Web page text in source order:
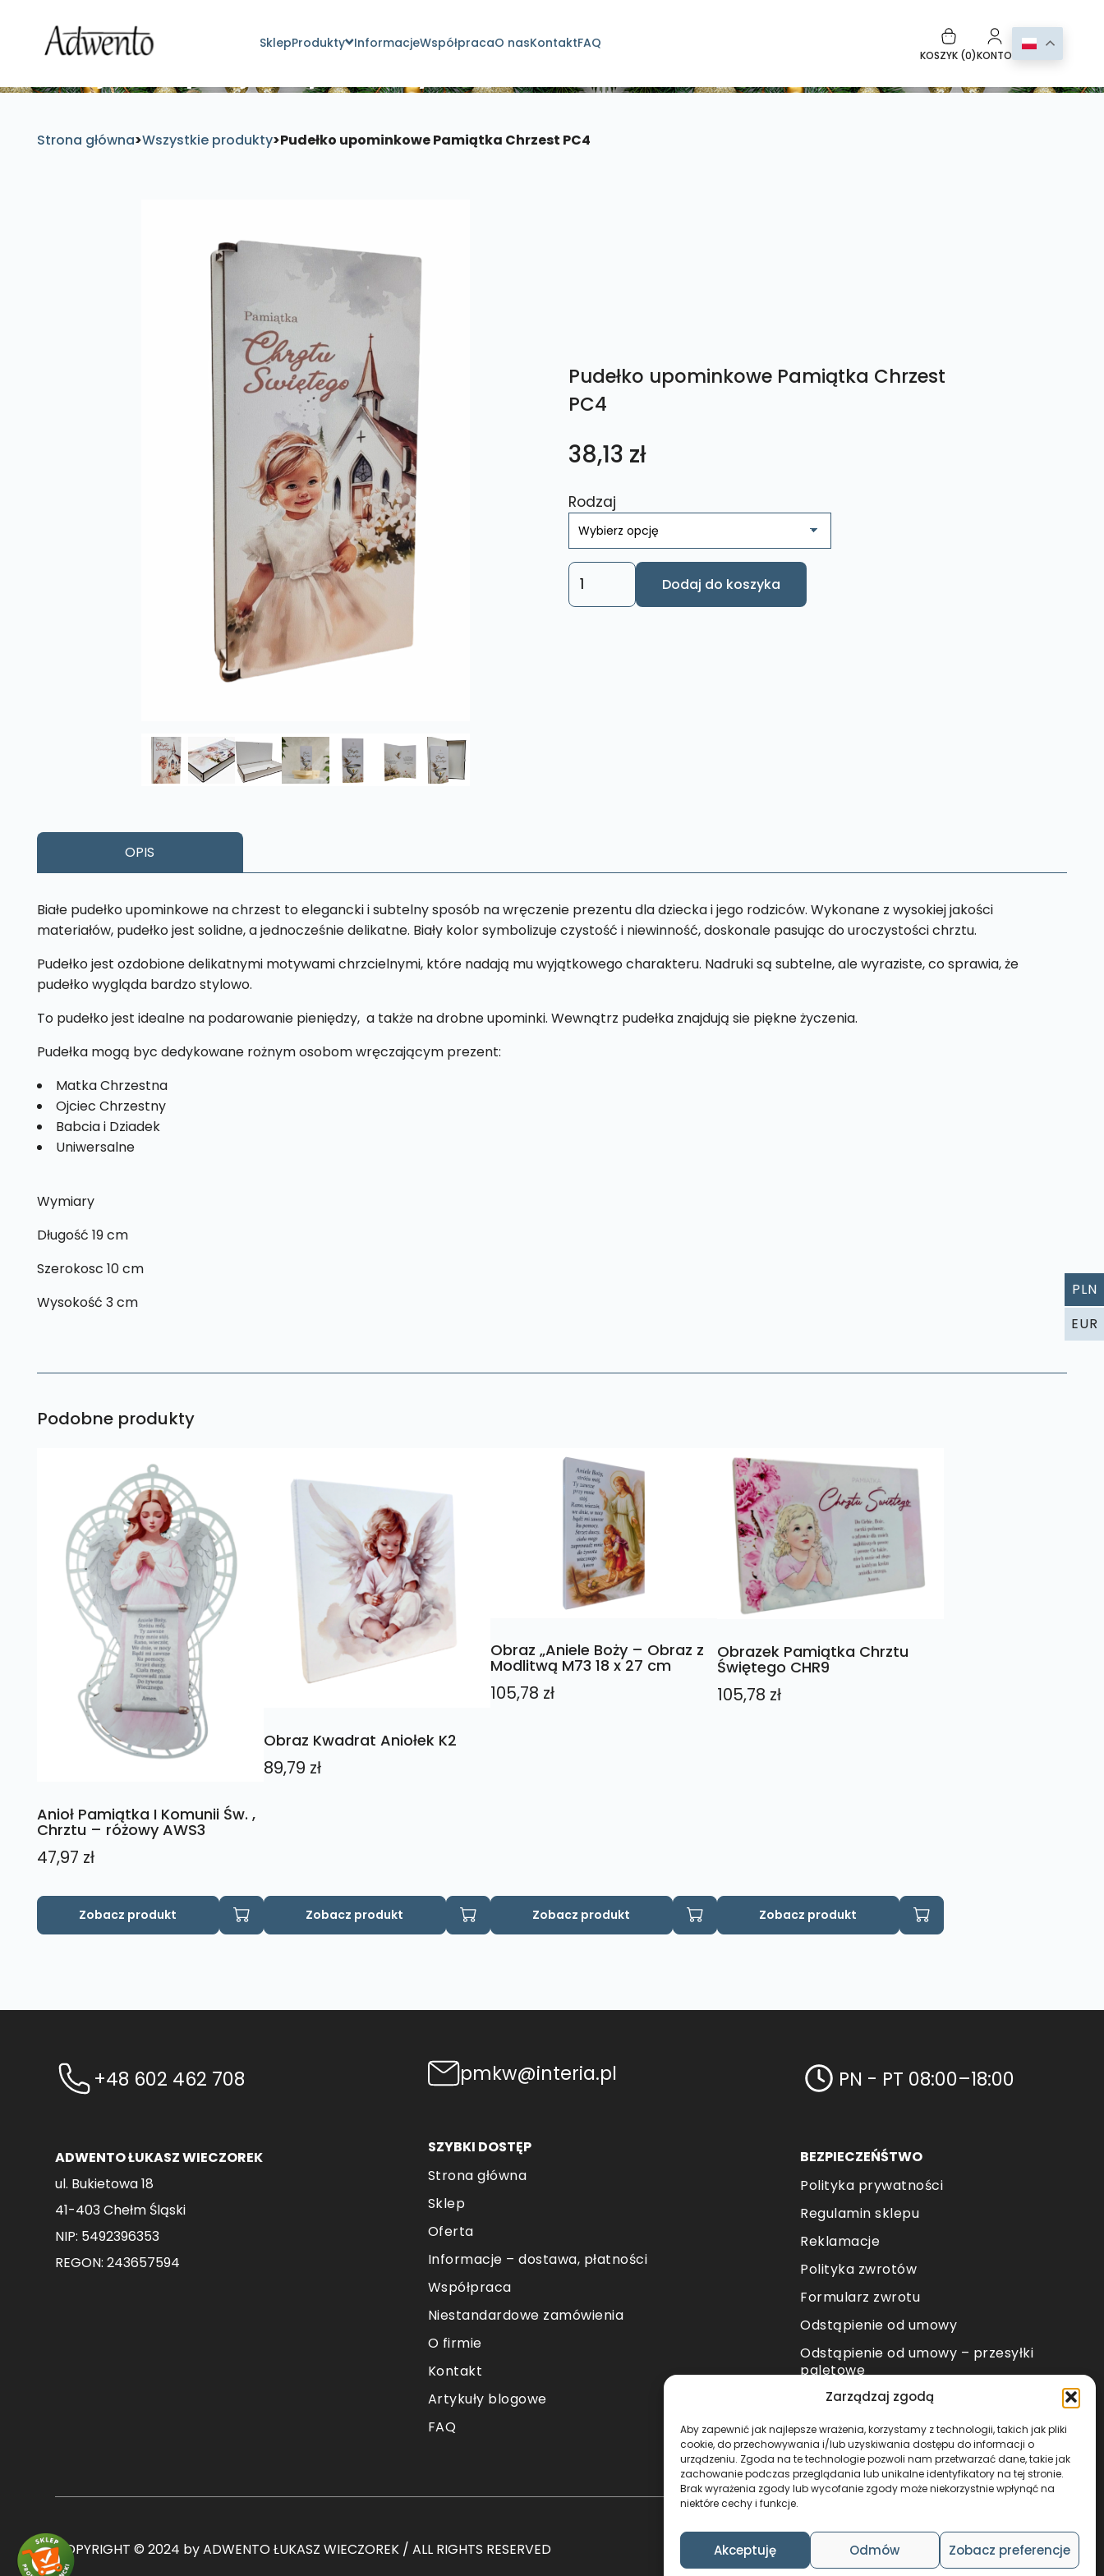
Zarządzaj zgodą
Aby zapewnić jak najlepsze wrażenia, korzystamy z technologii, takich jak pliki
cookie, do przechowywania i/lub uzyskiwania dostępu do informacji o
urządzeniu. Zgoda na te technologie pozwoli nam przetwarzać dane, takie jak
zachowanie podczas przeglądania lub unikalne identyfikatory na tej stronie.
Brak wyrażenia zgody lub wycofanie zgody może niekorzystnie wpłynąć na
niektóre cechy i funkcje.
Akceptuję Odmów Zobacz preferencje
SklepProdukty InformacjeWspółpracaO nasKontaktFAQ
KOSZYK (0)KONTO
Strona główna>Wszystkie produkty>Pudełko upominkowe Pamiątka Chrzest PC4
Pudełko upominkowe Pamiątka Chrzest
PC4
38,13 zł
Rodzaj
ilość
Pudełko
Dodaj do koszyka
OPIS
Białe pudełko upominkowe na chrzest to elegancki i subtelny sposób na wręczenie prezentu dla dziecka i jego rodziców. Wykonane z wysokiej jakości
materiałów, pudełko jest solidne, a jednocześnie delikatne. Biały kolor symbolizuje czystość i niewinność, doskonale pasując do uroczystości chrztu.
Pudełko jest ozdobione delikatnymi motywami chrzcielnymi, które nadają mu wyjątkowego charakteru. Nadruki są subtelne, ale wyraziste, co sprawia, że
pudełko wygląda bardzo stylowo.
To pudełko jest idealne na podarowanie pieniędzy, a także na drobne upominki. Wewnątrz pudełka znajdują sie piękne życzenia.
Pudełka mogą byc dedykowane rożnym osobom wręczającym prezent:
Matka Chrzestna
Ojciec Chrzestny
Babcia i Dziadek
Uniwersalne
Wymiary
Długość 19 cm
Szerokosc 10 cm
Wysokość 3 cm
Podobne produkty
Anioł Pamiątka I Komunii Św. ,
Chrztu – różowy AWS3
47,97 zł
Zobacz produkt
Obraz Kwadrat Aniołek K2
89,79 zł
Zobacz produkt
Obraz „Aniele Boży – Obraz z
Modlitwą M73 18 x 27 cm
105,78 zł
Zobacz produkt
Obrazek Pamiątka Chrztu
Świętego CHR9
105,78 zł
Zobacz produkt
+48 602 462 708
ADWENTO ŁUKASZ WIECZOREK
ul. Bukietowa 18
41-403 Chełm Śląski
NIP: 5492396353
REGON: 243657594
pmkw@interia.pl
SZYBKI DOSTĘP
Strona główna
Sklep
Oferta
Informacje – dostawa, płatności
Współpraca
Niestandardowe zamówienia
O firmie
Kontakt
Artykuły blogowe
FAQ
PN - PT 08:00–18:00
BEZPIECZEŃŚTWO
Polityka prywatności
Regulamin sklepu
Reklamacje
Polityka zwrotów
Formularz zwrotu
Odstąpienie od umowy
Odstąpienie od umowy – przesyłki
paletowe
METODY PŁATNOŚCI
COPYRIGHT © 2024 by ADWENTO ŁUKASZ WIECZOREK / ALL RIGHTS RESERVED DESIGN & CODE BYFOXSTUDIO
PLN
EUR